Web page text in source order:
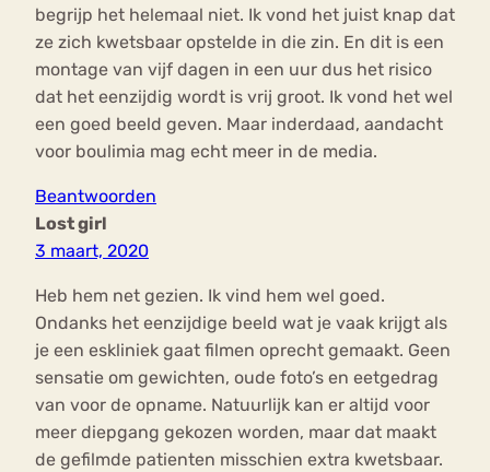
begrijp het helemaal niet. Ik vond het juist knap dat
ze zich kwetsbaar opstelde in die zin. En dit is een
montage van vijf dagen in een uur dus het risico
dat het eenzijdig wordt is vrij groot. Ik vond het wel
een goed beeld geven. Maar inderdaad, aandacht
voor boulimia mag echt meer in de media.
Beantwoorden
Lost girl
3 maart, 2020
Heb hem net gezien. Ik vind hem wel goed.
Ondanks het eenzijdige beeld wat je vaak krijgt als
je een eskliniek gaat filmen oprecht gemaakt. Geen
sensatie om gewichten, oude foto’s en eetgedrag
van voor de opname. Natuurlijk kan er altijd voor
meer diepgang gekozen worden, maar dat maakt
de gefilmde patienten misschien extra kwetsbaar.